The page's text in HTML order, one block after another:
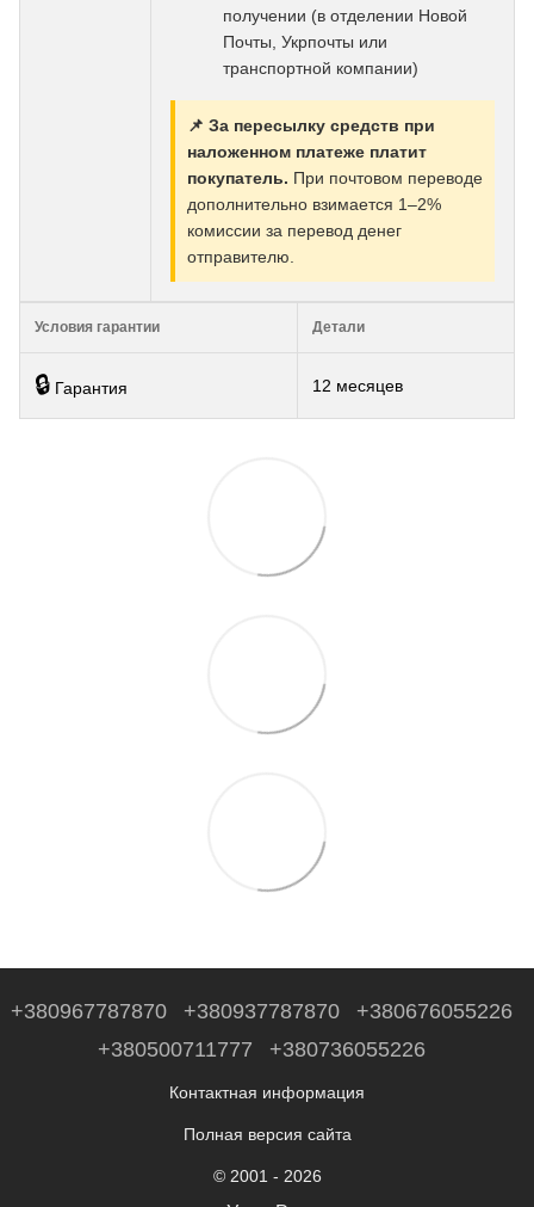
получении (в отделении Новой
Почты, Укрпочты или
транспортной компании)
📌 За пересылку средств при
наложенном платеже платит
покупатель. При почтовом переводе
дополнительно взимается 1–2%
комиссии за перевод денег
отправителю.
Условия гарантии Детали
🔒 Гарантия 12 месяцев
+380967787870 +380937787870
+380676055226
+380500711777
+380736055226
Контактная информация
Полная версия сайта
© 2001 - 2026